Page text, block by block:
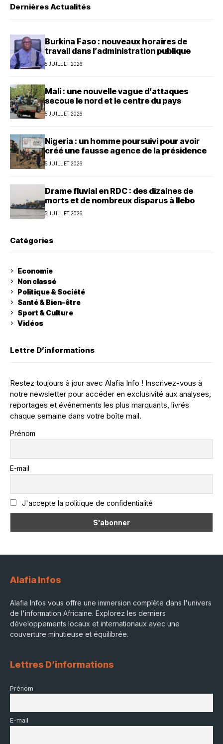
Dernières Actualités
Burkina Faso : nouveaux horaires de
travail dans l’administration publique
5 JUILLET 2026
Mali : une nouvelle vague d’attaques
secoue le nord et le centre du pays
5 JUILLET 2026
Nigeria : un homme poursuivi pour avoir
créé une fausse agence de la présidence
5 JUILLET 2026
Drame fluvial en RDC : des dizaines de
morts et de nombreux disparus à Ilebo
5 JUILLET 2026
Catégories
Economie
Non classé
Politique & Société
Santé & Bien-être
Sport & Culture
Vidéos
Lettre D’informations
Restez toujours à jour avec Alafia Info ! Inscrivez-vous à
notre newsletter pour accéder en exclusivité aux analyses,
reportages et événements les plus marquants, livrés
chaque semaine dans votre boîte mail.
Prénom
E-mail
J'accepte la politique de confidentialité
Alafia Infos
Alafia Infos vous offre une immersion complète dans l'univers
de l'information Africaine. Explorez les derniers
développements locaux et internationaux avec une
couverture minutieuse et équilibrée.
Lettres D’informations
Prénom
E-mail